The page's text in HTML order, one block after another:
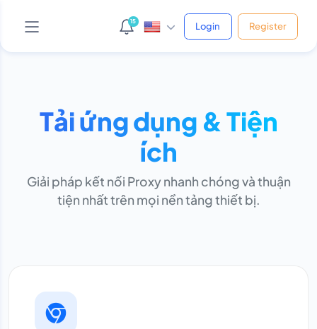
15 Login Register
Tải ứng dụng & Tiện
ích
Giải pháp kết nối Proxy nhanh chóng và thuận
tiện nhất trên mọi nền tảng thiết bị.
AI Support Bot
Yo! 👋 Mình là bot hỗ trợ của shop.